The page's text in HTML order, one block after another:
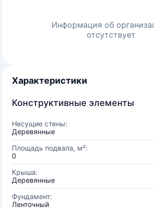
Информация об
отсутствует
Характеристики
Конструктивные элементы
Несущие стены:
Деревянные
Площадь подвала, м²:
0
Крыша:
Деревянные
Фундамент:
Ленточный